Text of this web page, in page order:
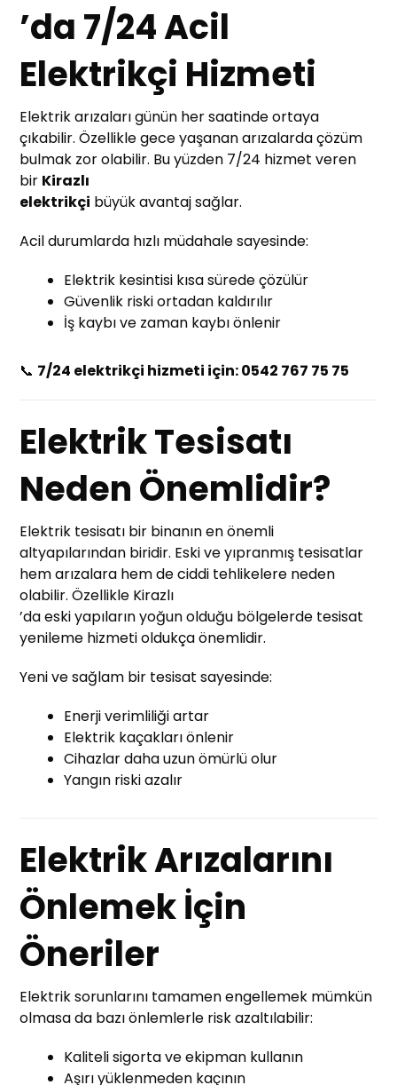
’da 7/24 Acil
Elektrikçi Hizmeti
Elektrik arızaları günün her saatinde ortaya
çıkabilir. Özellikle gece yaşanan arızalarda çözüm
bulmak zor olabilir. Bu yüzden 7/24 hizmet veren
bir Kirazlı
elektrikçi büyük avantaj sağlar.
Acil durumlarda hızlı müdahale sayesinde:
Elektrik kesintisi kısa sürede çözülür
Güvenlik riski ortadan kaldırılır
İş kaybı ve zaman kaybı önlenir
📞 7/24 elektrikçi hizmeti için: 0542 767 75 75
Elektrik Tesisatı
Neden Önemlidir?
Elektrik tesisatı bir binanın en önemli
altyapılarından biridir. Eski ve yıpranmış tesisatlar
hem arızalara hem de ciddi tehlikelere neden
olabilir. Özellikle Kirazlı
’da eski yapıların yoğun olduğu bölgelerde tesisat
yenileme hizmeti oldukça önemlidir.
Yeni ve sağlam bir tesisat sayesinde:
Enerji verimliliği artar
Elektrik kaçakları önlenir
Cihazlar daha uzun ömürlü olur
Yangın riski azalır
Elektrik Arızalarını
Önlemek İçin
Öneriler
Elektrik sorunlarını tamamen engellemek mümkün
olmasa da bazı önlemlerle risk azaltılabilir:
Kaliteli sigorta ve ekipman kullanın
Aşırı yüklenmeden kaçının